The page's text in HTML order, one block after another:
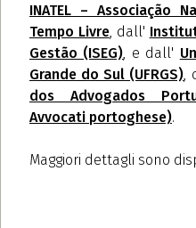
INATEL – Associação
Tempo Livre, dall'
Gestão (ISEG) , e dall'
Grande do Sul (UFRGS)
dos Advogados
Avvocati portoghese).
Maggiori dettagli sono